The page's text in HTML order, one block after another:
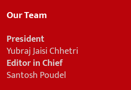
Our Team
President
Yubraj Jaisi Chhetri
Editor in Chief
Santosh Poudel